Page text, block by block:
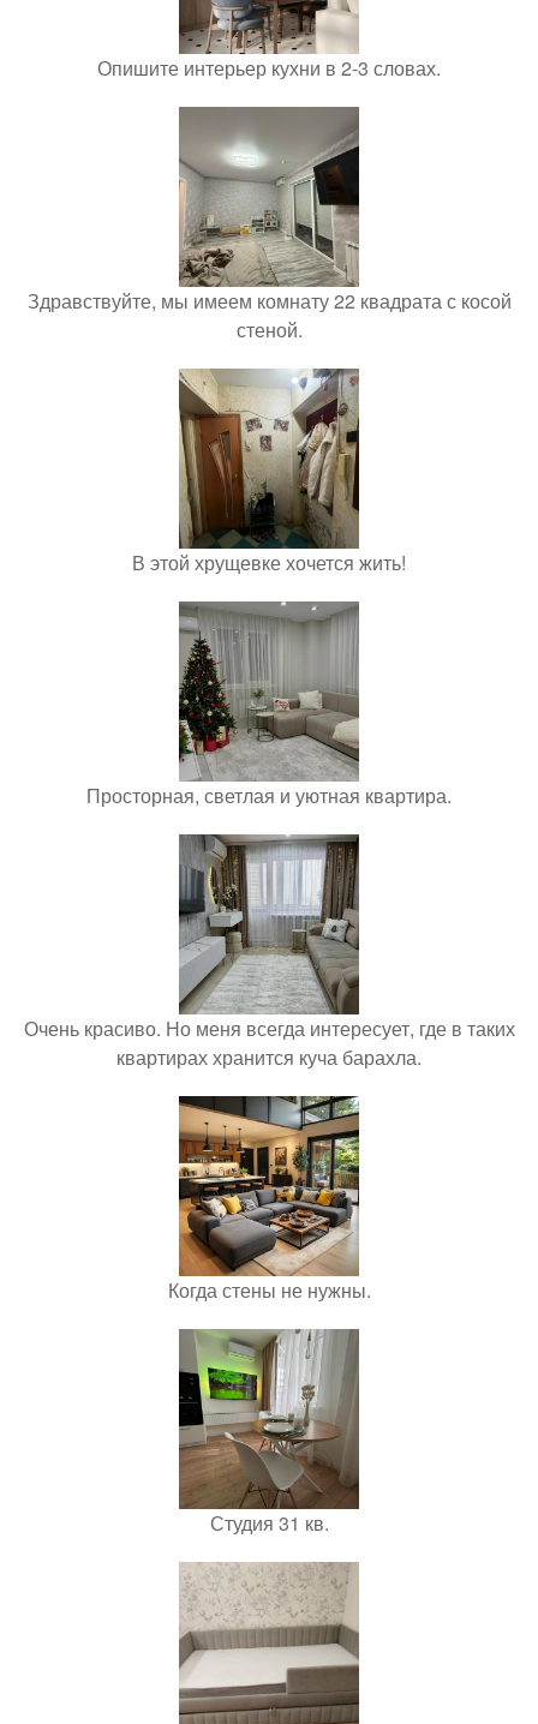
Опишите интерьер кухни в 2-3 словах.
Здравствуйте, мы имеем комнату 22 квадрата с косой
стеной.
В этой хрущевке хочется жить!
Просторная, светлая и уютная квартира.
Очень красиво. Но меня всегда интересует, где в таких
квартирах хранится куча барахла.
Когда стены не нужны.
Студия 31 кв.